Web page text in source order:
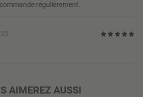
régulièrement.
AIMEREZ AUSSI